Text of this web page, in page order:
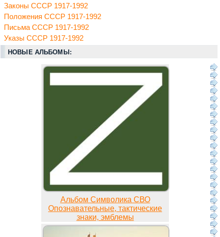
Законы СССР 1917-1992
Положения СССР 1917-1992
Письма СССР 1917-1992
Указы СССР 1917-1992
НОВЫЕ АЛЬБОМЫ:
Альбом Символика СВО
Опознавательные, тактические
знаки, эмблемы